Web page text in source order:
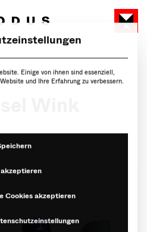
Wink
Einige von ihnen sind essenziell,
und Ihre Erfahrung zu verbessern.
Gruppen, für die eine